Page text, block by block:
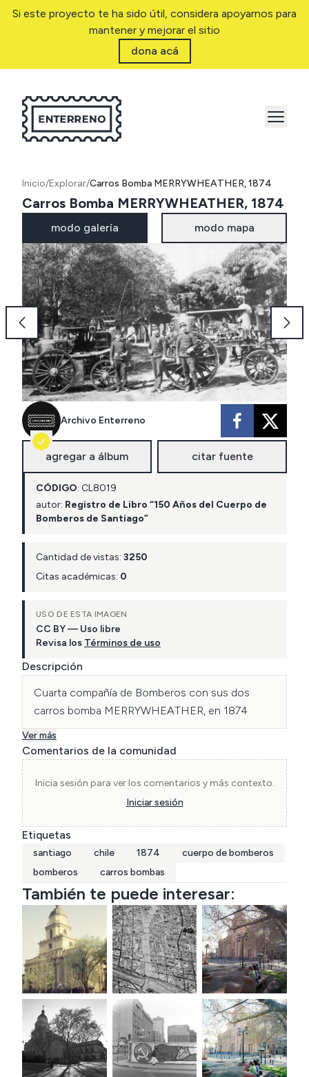
Si este proyecto te ha sido útil, considera apoyarnos para
mantener y mejorar el sitio
dona acá
Inicio/Explorar/Carros Bomba MERRYWHEATHER, 1874
Carros Bomba MERRYWHEATHER, 1874
modo galería modo mapa
Archivo Enterreno
agregar a álbum citar fuente
CÓDIGO: CL8019
autor: Registro de Libro “150 Años del Cuerpo de
Bomberos de Santiago”
Cantidad de vistas: 3250
Citas académicas: 0
USO DE ESTA IMAGEN
CC BY — Uso libre
Revisa los Términos de uso
Descripción
Cuarta compañía de Bomberos con sus dos
carros bomba MERRYWHEATHER, en 1874
Ver más
Comentarios de la comunidad
Inicia sesión para ver los comentarios y más contexto.
Iniciar sesión
Etiquetas
santiago chile 1874
cuerpo de bomberos
bomberos
carros bombas
También te puede interesar: